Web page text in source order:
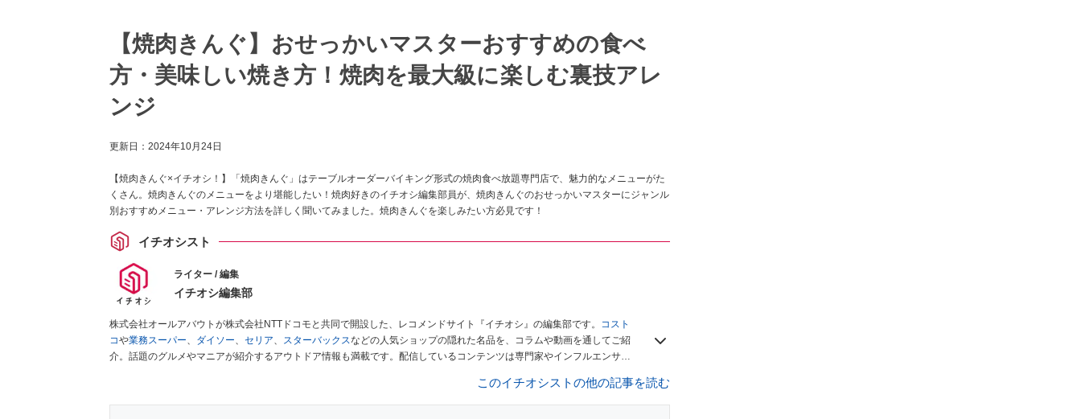
【焼肉きんぐ】おせっかいマスターおすすめの食べ
方・美味しい焼き方！焼肉を最大級に楽しむ裏技アレ
ンジ
更新日： 2024年10月24日
【焼肉きんぐ×イチオシ！】「焼肉きんぐ」はテーブルオーダーバイキング形式の焼肉食べ放題専門店で、魅力的なメニューがた
くさん。焼肉きんぐのメニューをより堪能したい！焼肉好きのイチオシ編集部員が、焼肉きんぐのおせっかいマスターにジャンル
別おすすめメニュー・アレンジ方法を詳しく聞いてみました。焼肉きんぐを楽しみたい方必見です！
イチオシスト
ライター / 編集
イチオシ編集部
株式会社オールアバウトが株式会社NTTドコモと共同で開設した、レコメンドサイト『イチオシ』の編集部です。
コスト
コや業務スーパー、 ダイソー、 セリア、 スターバックスなどの人気ショップの隠れた名品を、コラムや動画を通してご紹
介。話題のグルメやマニアが紹介するアウトドア情報も満載です。配信しているコンテンツは専門家やインフルエンサー
このイチオシストの他の記事を読む